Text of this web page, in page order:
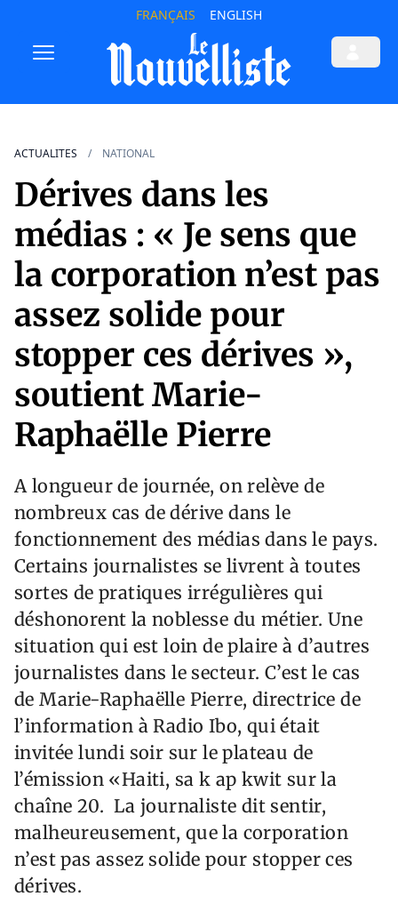
FRANÇAIS ENGLISH
ACTUALITES NATIONAL
Dérives dans les
médias : « Je sens que
la corporation n’est pas
assez solide pour
stopper ces dérives »,
soutient Marie-
Raphaëlle Pierre
A longueur de journée, on relève de
nombreux cas de dérive dans le
fonctionnement des médias dans le pays.
Certains journalistes se livrent à toutes
sortes de pratiques irrégulières qui
déshonorent la noblesse du métier. Une
situation qui est loin de plaire à d’autres
journalistes dans le secteur. C’est le cas
de Marie-Raphaëlle Pierre, directrice de
l’information à Radio Ibo, qui était
invitée lundi soir sur le plateau de
l’émission «Haiti, sa k ap kwit sur la
chaîne 20. La journaliste dit sentir,
malheureusement, que la corporation
n’est pas assez solide pour stopper ces
dérives.